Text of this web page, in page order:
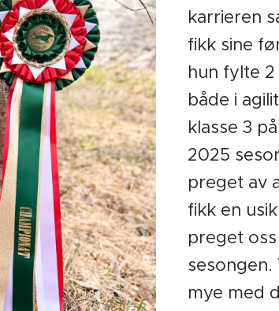
karrieren
fikk sine
hun fylte
både i
klasse 3
2025
preget av
fikk en
preget
mye med